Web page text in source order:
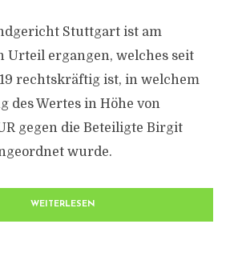
Stuttgart ist am
Urteil ergangen, welches seit
rechtskräftig ist, in welchem
des Wertes in Höhe von
gegen die Beteiligte Birgit
wurde.
WEITERLESEN